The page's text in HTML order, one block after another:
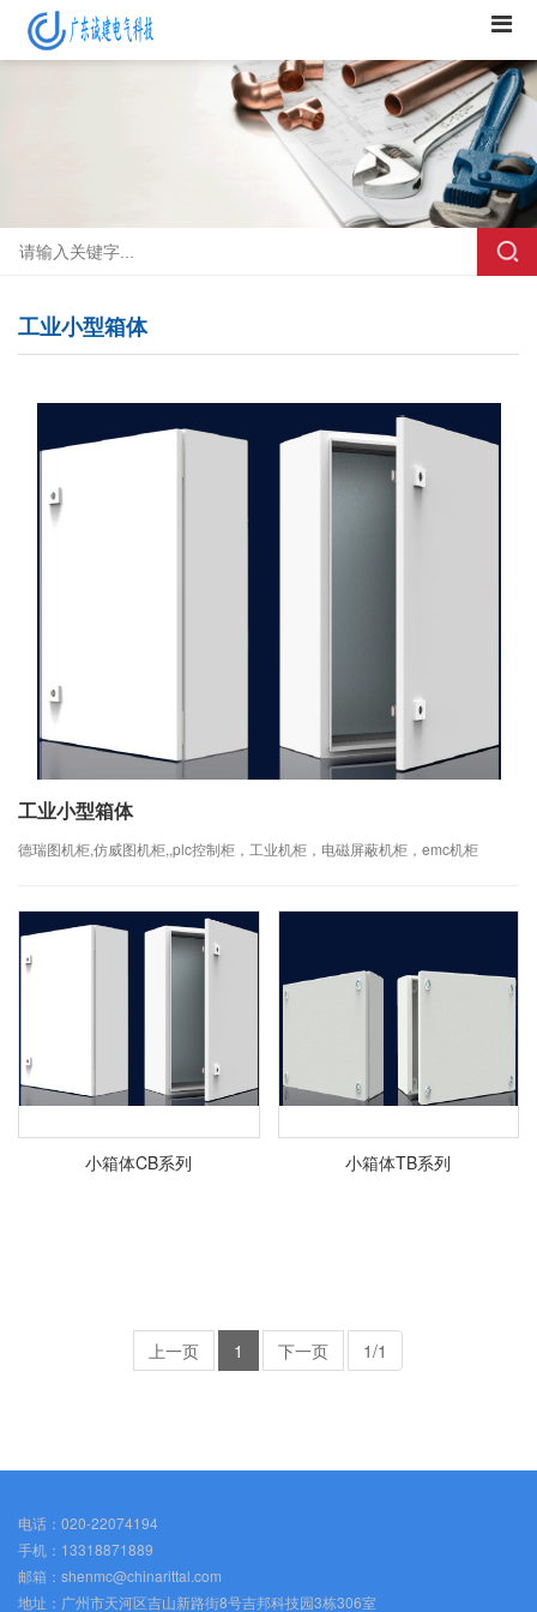
工业小型箱体
工业小型箱体
德瑞图机柜,仿威图机柜,,plc控制柜，工业机柜，电磁屏蔽机柜，emc机柜
小箱体CB系列 小箱体TB系列
上一页 1 下一页 1/1
电话：020-22074194
手机：13318871889
邮箱：shenmc@chinarittal.com
地址：广州市天河区吉山新路街8号吉邦科技园3栋306室